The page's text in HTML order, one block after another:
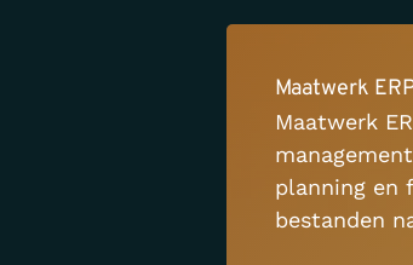
Maatwerk
Maatwerk
planning en
bestanden